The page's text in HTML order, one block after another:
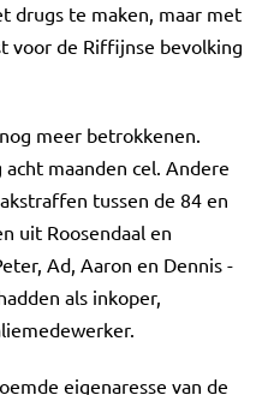
drugs te maken, maar met
voor de Riffijnse bevolking
meer betrokkenen.
maanden cel. Andere
tussen de 84 en
uit Roosendaal en
Ad, Aaron en Dennis -
als inkoper,
eigenaresse van de